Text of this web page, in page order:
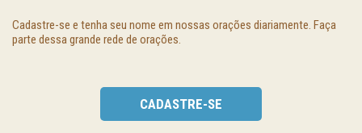
Cadastre-se e tenha seu nome em nossas orações diariamente. Faça
parte dessa grande rede de orações.
CADASTRE-SE